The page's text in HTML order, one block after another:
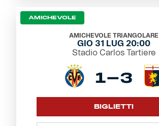
AMICHEVOLE
AMICHEVOLE TRIANGOLARE
GIO 31 LUG 20:00
Stadio Carlos Tartiere
1-3
BIGLIETTI